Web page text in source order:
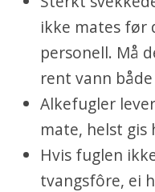
ikke mates før
personell. Må
rent vann
Alkefugler
mate, helst
Hvis fuglen
tvangsfôre, ei